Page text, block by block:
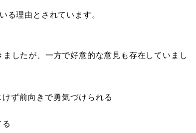
る理由とされています。
したが、一方で好意的な意見も存在していまし
ず前向きで勇気づけられる